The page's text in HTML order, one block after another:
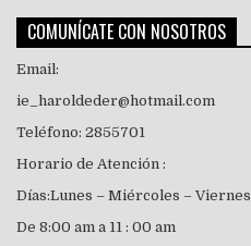
COMUNÍCATE CON NOSOTROS
Email:
ie_haroldeder@hotmail.com
Teléfono: 2855701
Horario de Atención :
Días:Lunes – Miércoles – Viernes
De 8:00 am a 11 : 00 am